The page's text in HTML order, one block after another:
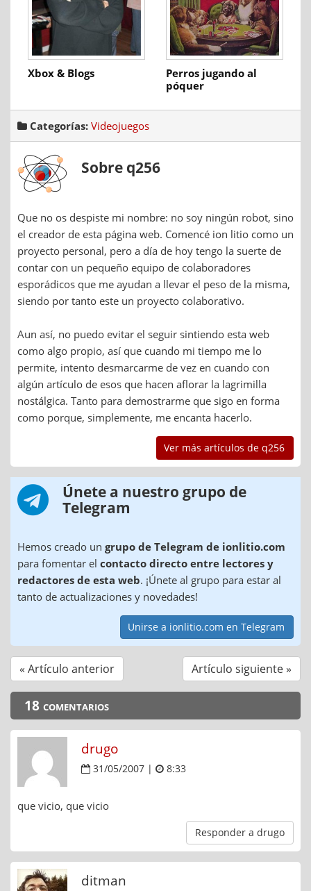
Xbox & Blogs
Perros jugando al
póquer
Categorías: Videojuegos
Sobre q256
Que no os despiste mi nombre: no soy ningún robot, sino
el creador de esta página web. Comencé ion litio como un
proyecto personal, pero a día de hoy tengo la suerte de
contar con un pequeño equipo de colaboradores
esporádicos que me ayudan a llevar el peso de la misma,
siendo por tanto este un proyecto colaborativo.
Aun así, no puedo evitar el seguir sintiendo esta web
como algo propio, así que cuando mi tiempo me lo
permite, intento desmarcarme de vez en cuando con
algún artículo de esos que hacen aflorar la lagrimilla
nostálgica. Tanto para demostrarme que sigo en forma
como porque, simplemente, me encanta hacerlo.
Ver más artículos de q256
Únete a nuestro grupo de
Telegram
Hemos creado un grupo de Telegram de ionlitio.com
para fomentar el contacto directo entre lectores y
redactores de esta web. ¡Únete al grupo para estar al
tanto de actualizaciones y novedades!
Unirse a ionlitio.com en Telegram
« Artículo anterior Artículo siguiente »
18 comentarios
drugo
31/05/2007 | 8:33
que vicio, que vicio
Responder a drugo
ditman